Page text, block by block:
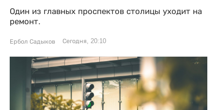
Один из главных проспектов столицы уходит на
ремонт.
Ербол Садыков Сегодня, 20:10